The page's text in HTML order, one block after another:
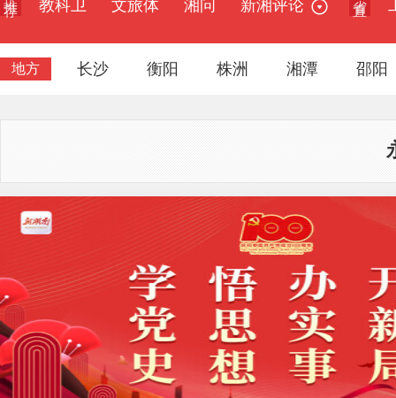
教科卫
文旅体 湘问 新湘评论
地方 长沙 衡阳 株洲 湘潭 邵阳